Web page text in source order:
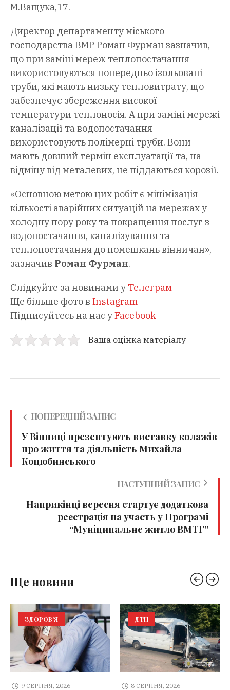
М.Ващука,17.
Директор департаменту міського
господарства ВМР Роман Фурман зазначив,
що при заміні мереж теплопостачання
використовуються попередньо ізольовані
труби, які мають низьку тепловитрату, що
забезпечує збереження високої
температури теплоносія. А при заміні мережі
каналізації та водопостачання
використовують полімерні труби. Вони
мають довший термін експлуатації та, на
відміну від металевих, не піддаються корозії.
«Основною метою цих робіт є мінімізація
кількості аварійних ситуацій на мережах у
холодну пору року та покращення послуг з
водопостачання, каналізування та
теплопостачання до помешкань вінничан», –
зазначив Роман Фурман.
Слідкуйте за новинами у Телеграм
Ще більше фото в Instagram
Підписуйтесь на нас уFacebook
Ваша оцінка матеріалу
ПОПЕРЕДНІЙ ЗАПИС
У Вінниці презентують виставку колажів
про життя та діяльність Михайла
Коцюбинського
НАСТУПНИЙ ЗАПИС
Наприкінці вересня стартує додаткова
реєстрація на участь у Програмі
“Муніципальне житло ВМТГ”
Ще новини
ЗДОРОВ'Я
9 СЕРПНЯ, 2026
ДТП
8 СЕРПНЯ, 2026